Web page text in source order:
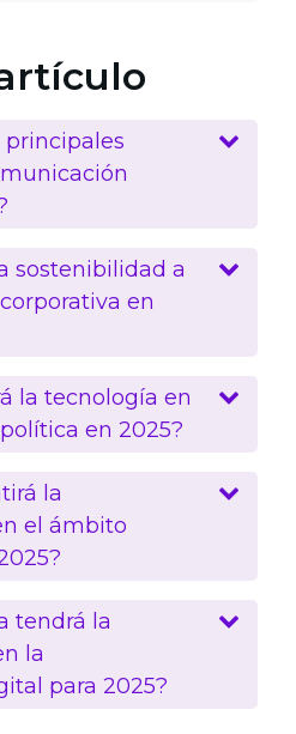
principales
sostenibilidad a
en
la tecnología en
en 2025?
la
el ámbito
tendrá la
la
para 2025?